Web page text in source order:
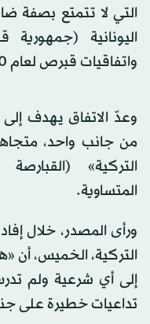
التي لا تتمتع بصفة
اليونانية
واتفاقيات قبرص لعام 1960».
وعدّ الاتفاق يهدف
من جانب واحد،
التركية»
المتساوية.
ورأى المصدر، خلال
التركية، الخميس، أن
إلى أي شرعية ولم
تداعيات خطيرة على